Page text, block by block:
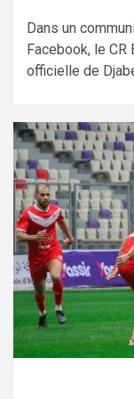
Dans un
Facebook, le
officielle de